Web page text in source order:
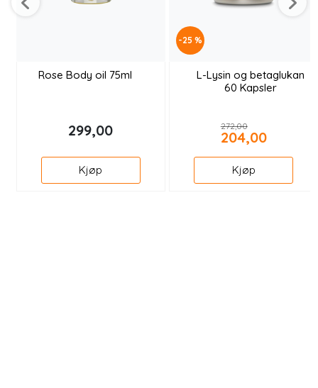
Rose Body oil 75ml
299,00
Kjøp
-25 %
L-Lysin og betaglukan
60 Kapsler
272,00
204,00
Kjøp